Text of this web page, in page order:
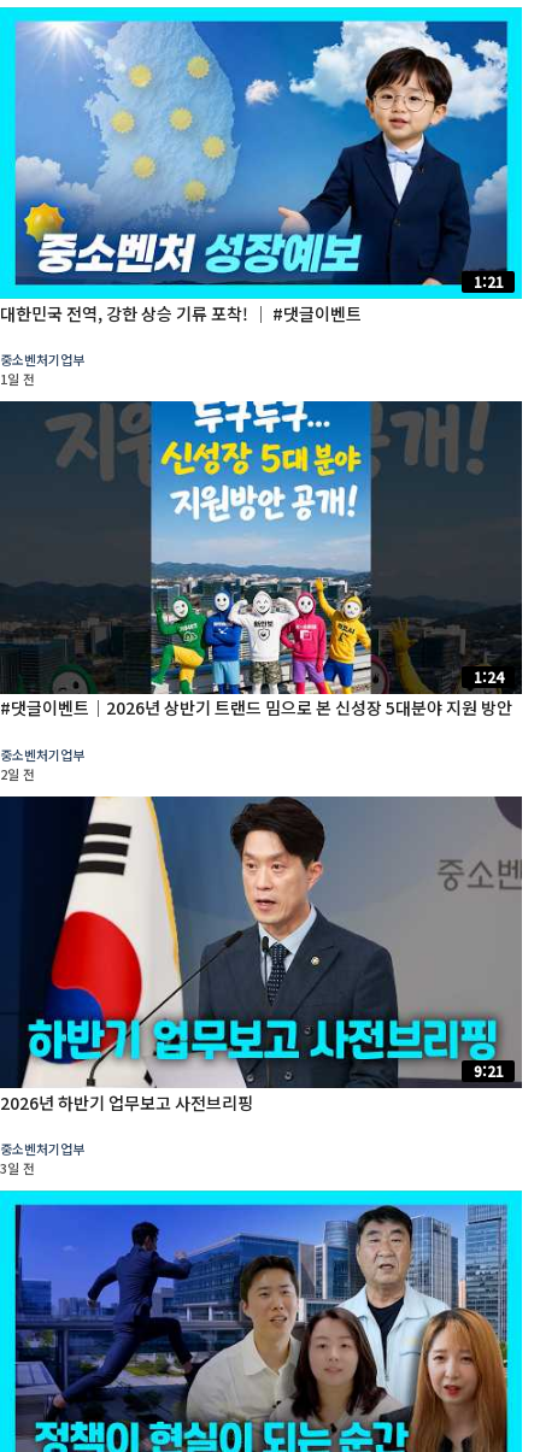
1:21
대한민국 전역, 강한 상승 기류 포착! │ #댓글이벤트
중소벤처기업부
1일 전
1:24
#댓글이벤트│2026년 상반기 트랜드 밈으로 본 신성장 5대분야 지원 방안
중소벤처기업부
2일 전
9:21
2026년 하반기 업무보고 사전브리핑
중소벤처기업부
3일 전